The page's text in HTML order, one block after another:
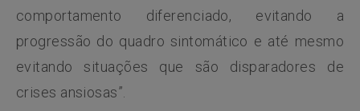
comportamento diferenciado, evitando a
progressão do quadro sintomático e até mesmo
evitando situações que são disparadores de
crises ansiosas”.